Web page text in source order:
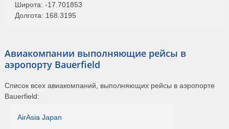
Широта: -17.701853
Долгота: 168.3195
Авиакомпании выполняющие рейсы в
аэропорту Bauerfield
Список всех авиакомпаний, выполняющих рейсы в аэропорте
Bauerfield:
AirAsia Japan